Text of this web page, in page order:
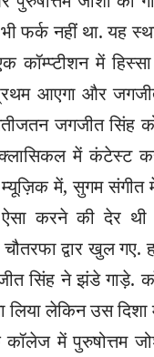
फर्क नहीं था. यह
कॉम्प्टीशन में
आएगा और जगजीत
जगजीत सिंह
में कंटेस्ट
म्यूज़िक में, सुगम
करने की देर
द्वार खुल गए.
सिंह ने झंडे गाड़े.
लिया लेकिन उस
में पुरुषोत्तम